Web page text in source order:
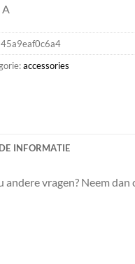
A
45a9eaf0c6a4
accessories
INFORMATIE
vragen? Neem dan